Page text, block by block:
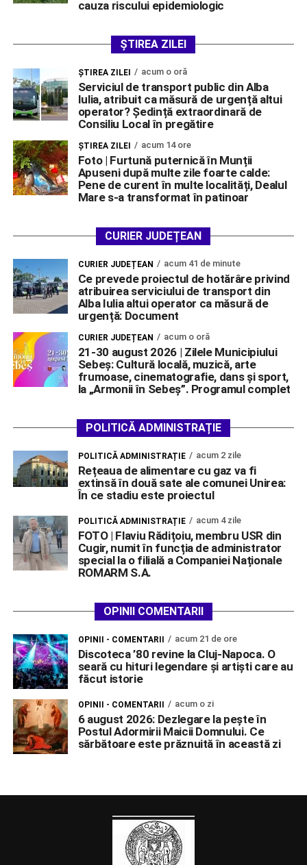
cauza riscului epidemiologic
ȘTIREA ZILEI
ŞTIREA ZILEI acum o oră
Serviciul de transport public din Alba
Iulia, atribuit ca măsură de urgență altui
operator? Ședință extraordinară de
Consiliu Local în pregătire
ŞTIREA ZILEI acum 14 ore
Foto | Furtună puternică în Munții
Apuseni după multe zile foarte calde:
Pene de curent în multe localități, Dealul
Mare s-a transformat în patinoar
CURIER JUDEȚEAN
CURIER JUDEȚEAN acum 41 de minute
Ce prevede proiectul de hotărâre privind
atribuirea serviciului de transport din
Alba Iulia altui operator ca măsură de
urgență: Document
CURIER JUDEȚEAN acum o oră
21-30 august 2026 | Zilele Municipiului
Sebeș: Cultură locală, muzică, arte
frumoase, cinematografie, dans și sport,
la „Armonii în Sebeș”. Programul complet
POLITICĂ ADMINISTRAȚIE
POLITICĂ ADMINISTRAȚIE acum 2 zile
Rețeaua de alimentare cu gaz va fi
extinsă în două sate ale comunei Unirea:
În ce stadiu este proiectul
POLITICĂ ADMINISTRAȚIE acum 4 zile
FOTO | Flaviu Rădițoiu, membru USR din
Cugir, numit în funcția de administrator
special la o filială a Companiei Naționale
ROMARM S.A.
OPINII COMENTARII
OPINII - COMENTARII acum 21 de ore
Discoteca ’80 revine la Cluj-Napoca. O
seară cu hituri legendare și artiști care au
făcut istorie
OPINII - COMENTARII acum o zi
6 august 2026: Dezlegare la pește în
Postul Adormirii Maicii Domnului. Ce
sărbătoare este prăznuită în această zi